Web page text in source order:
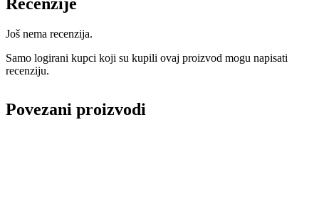
Još nema recenzija.
Samo logirani kupci koji su kupili ovaj proizvod mogu napisati
recenziju.
Povezani proizvodi